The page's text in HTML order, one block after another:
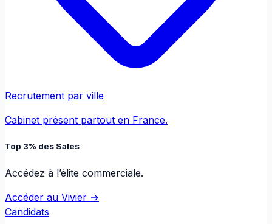
Recrutement par ville
Cabinet présent partout en France.
Top 3% des Sales
Accédez à l’élite commerciale.
Accéder au Vivier →
Candidats